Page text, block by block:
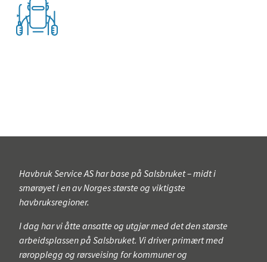
Havbruk Service AS har base på Salsbruket – midt i
smørøyet i en av Norges største og viktigste
havbruksregioner.
I dag har vi åtte ansatte og utgjør med det den største
arbeidsplassen på Salsbruket. Vi driver primært med
røropplegg og rørsveising for kommuner og